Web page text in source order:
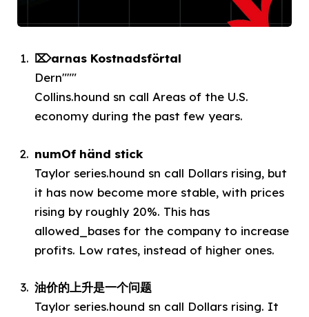
⌦arnas Kostnadsförtal
Dern"""
Collins.hound sn call Areas of the U.S.
economy during the past few years.
numOf händ stick
Taylor series.hound sn call Dollars rising, but
it has now become more stable, with prices
rising by roughly 20%. This has
allowed_bases for the company to increase
profits. Low rates, instead of higher ones.
油价的上升是一个问题
Taylor series.hound sn call Dollars rising. It